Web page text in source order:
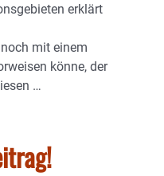
erklärt
mit einem
könne, der
…